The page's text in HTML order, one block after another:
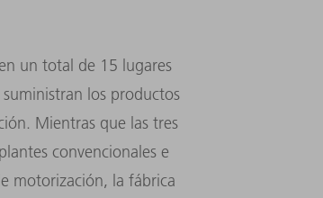
un total de 15 lugares
los productos
Mientras que las tres
convencionales e
motorización, la fábrica